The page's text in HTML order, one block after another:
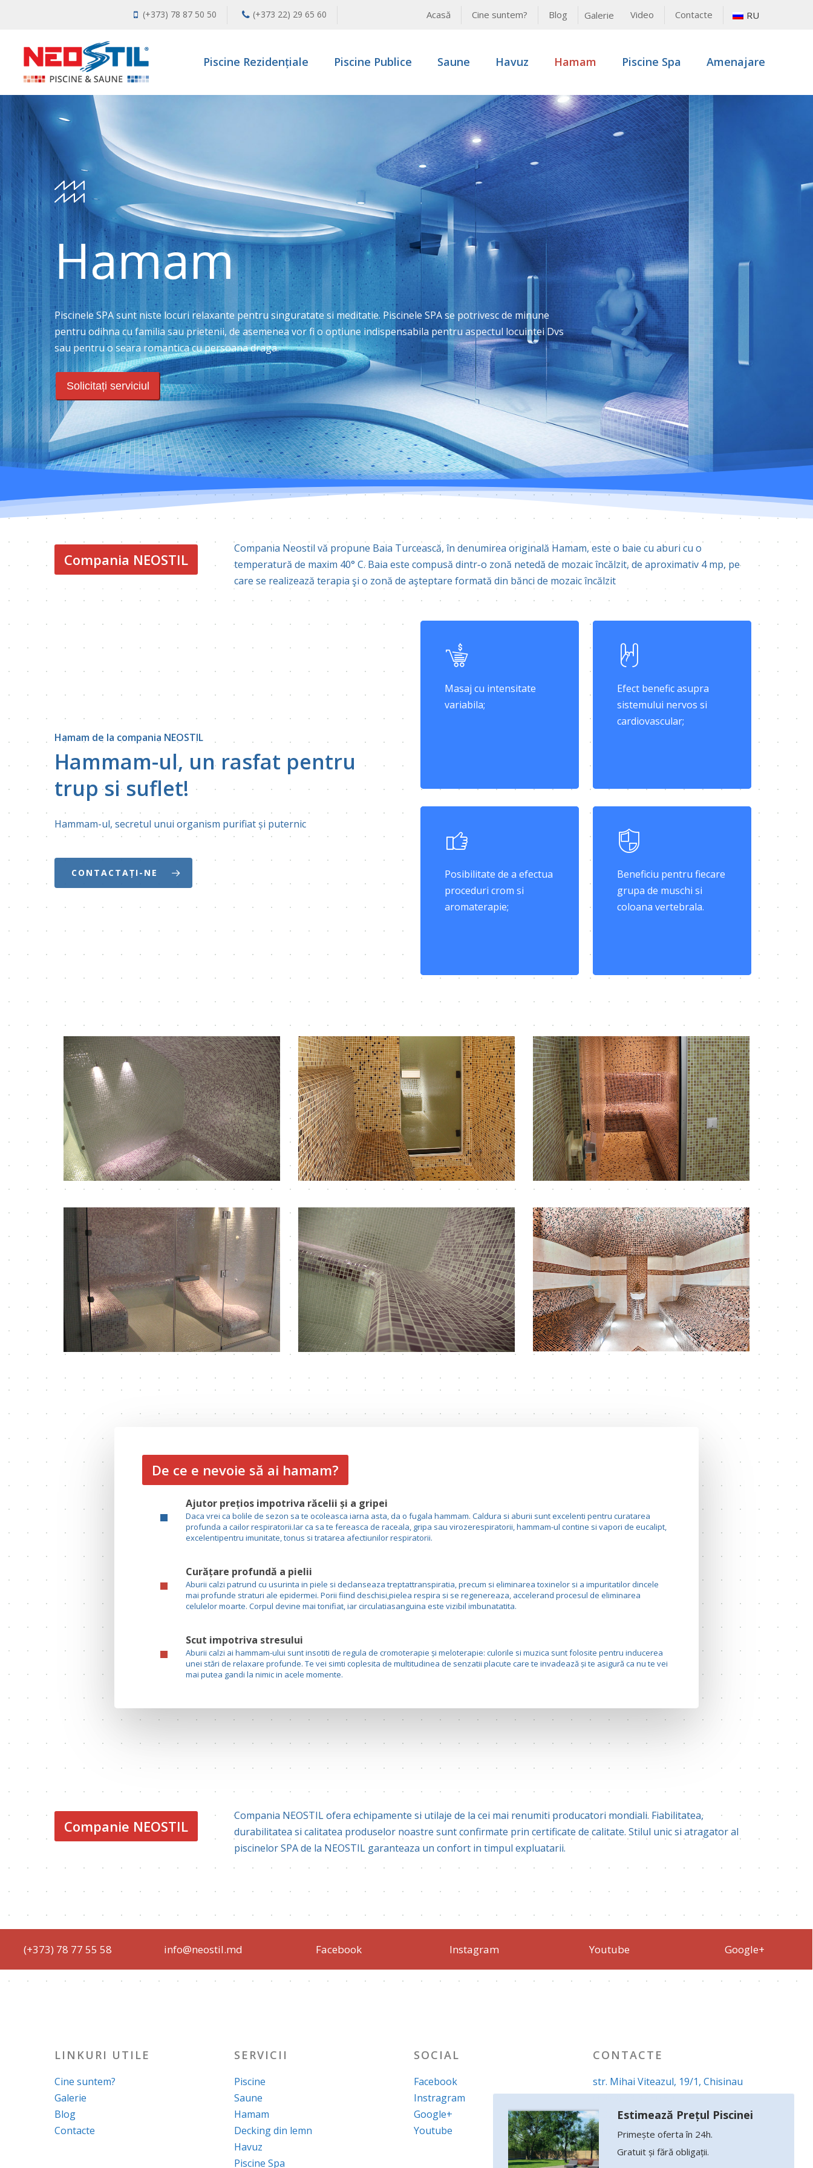
(+373) 78 87 50 50 (+373 22) 29 65 60 Acasă Cine suntem? Blog Galerie Video Contacte RU
Hit enter to search or ESC to close
Piscine Rezidențiale Piscine Publice Saune Havuz Hamam Piscine Spa Amenajare
Hamam
Piscinele SPA sunt niste locuri relaxante pentru singuratate si meditatie. Piscinele SPA se potrivesc de minune
pentru odihna cu familia sau prietenii, de asemenea vor fi o optiune indispensabila pentru aspectul locuintei Dvs
sau pentru o seara romantica cu persoana draga.
Solicitați serviciul
Compania NEOSTIL
Compania Neostil vă propune Baia Turcească, în denumirea originală Hamam, este o baie cu aburi cu o
temperatură de maxim 40° C. Baia este compusă dintr-o zonă netedă de mozaic încălzit, de aproximativ 4 mp, pe
care se realizează terapia şi o zonă de aşteptare formată din bănci de mozaic încălzit
Hamam de la compania NEOSTIL
Hammam-ul, un rasfat pentru
trup si suflet!
Hammam-ul, secretul unui organism purifiat și puternic
CONTACTAȚI-NE
Masaj cu intensitate
variabila;
Posibilitate de a efectua
proceduri crom si
aromaterapie;
Efect benefic asupra
sistemului nervos si
cardiovascular;
Beneficiu pentru fiecare
grupa de muschi si
coloana vertebrala.
De ce e nevoie să ai hamam?
Ajutor prețios impotriva răcelii și a gripei
Daca vrei ca bolile de sezon sa te ocoleasca iarna asta, da o fugala hammam. Caldura si aburii sunt excelenti pentru curatarea
profunda a cailor respiratorii.Iar ca sa te fereasca de raceala, gripa sau virozerespiratorii, hammam-ul contine si vapori de eucalipt,
excelentipentru imunitate, tonus si tratarea afectiunilor respiratorii.
Curățare profundă a pielii
Aburii calzi patrund cu usurinta in piele si declanseaza treptattranspiratia, precum si eliminarea toxinelor si a impuritatilor dincele
mai profunde straturi ale epidermei. Porii fiind deschisi,pielea respira si se regenereaza, accelerand procesul de eliminarea
celulelor moarte. Corpul devine mai tonifiat, iar circulatiasanguina este vizibil imbunatatita.
Scut impotriva stresului
Aburii calzi ai hammam-ului sunt insotiti de regula de cromoterapie și meloterapie: culorile si muzica sunt folosite pentru inducerea
unei stări de relaxare profunde. Te vei simti coplesita de multitudinea de senzatii placute care te invadează și te asigură ca nu te vei
mai putea gandi la nimic in acele momente.
Companie NEOSTIL
Compania NEOSTIL ofera echipamente si utilaje de la cei mai renumiti producatori mondiali. Fiabilitatea,
durabilitatea si calitatea produselor noastre sunt confirmate prin certificate de calitate. Stilul unic si atragator al
piscinelor SPA de la NEOSTIL garanteaza un confort in timpul expluatarii.
(+373) 78 77 55 58 info@neostil.md Facebook Instagram Youtube Google+
LINKURI UTILE
Cine suntem?
Galerie
Blog
Contacte
SERVICII
Piscine
Saune
Hamam
Decking din lemn
Havuz
Piscine Spa
SOCIAL
Facebook
Instragram
Google+
Youtube
CONTACTE
str. Mihai Viteazul, 19/1, Chisinau
(+373) 78 87 50 50
(+373 22) 29 65 60
info@neostil.md
Estimează Prețul Piscinei
Primește oferta în 24h.
Gratuit și fără obligații.